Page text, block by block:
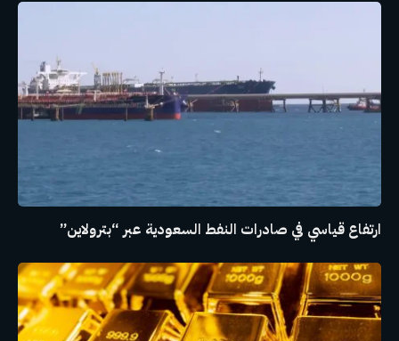
ارتفاع قياسي في صادرات النفط السعودية عبر “بترولاين”